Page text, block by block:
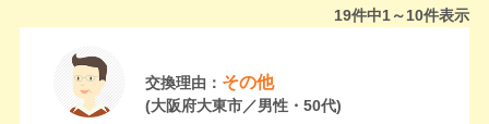
19件中1～10件表示
交換理由： その他
(大阪府大東市／男性・50代)